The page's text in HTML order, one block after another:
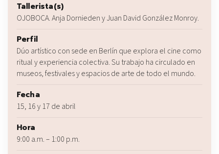
Tallerista(s)
OJOBOCA. Anja Dornieden y Juan David González Monroy.
Perfil
Dúo artístico con sede en Berlín que explora el cine como
ritual y experiencia colectiva. Su trabajo ha circulado en
museos, festivales y espacios de arte de todo el mundo.
Fecha
15, 16 y 17 de abril
Hora
9:00 a.m. – 1:00 p.m.